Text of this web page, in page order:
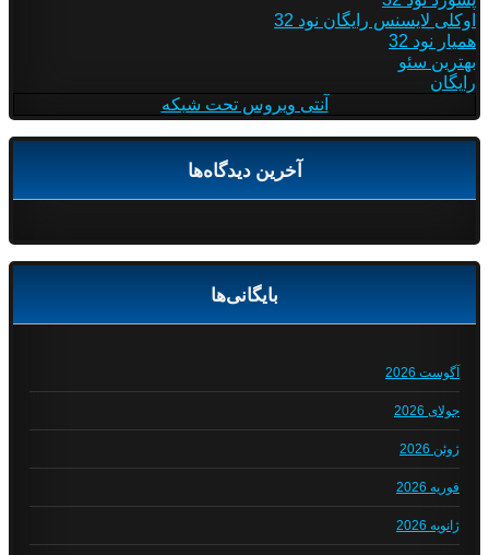
اوکلی لایسنس رایگان نود 32
همیار نود 32
بهترین سئو
رایگان
آنتی ویروس تحت شبکه
آخرین دیدگاه‌ها
بایگانی‌ها
آگوست 2026
جولای 2026
ژوئن 2026
فوریه 2026
ژانویه 2026